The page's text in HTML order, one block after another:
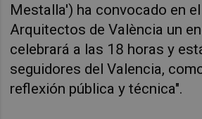
Mestalla') ha convocado en
Arquitectos de València un
celebrará a las 18 horas y
seguidores del Valencia,
reflexión pública y técnica".